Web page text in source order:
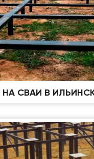
НА СВАИ В